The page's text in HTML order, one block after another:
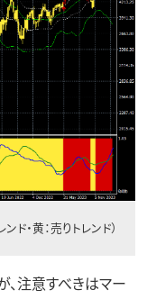
ド・黄：売りトレンド）
、注意すべきはマー